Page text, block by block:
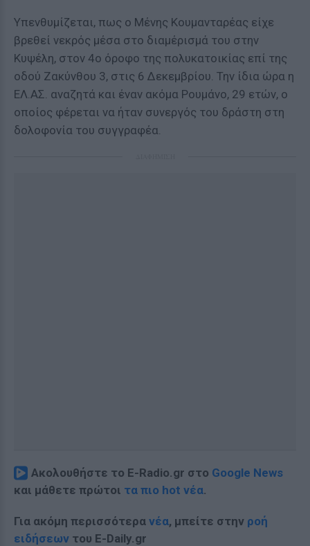
Υπενθυμίζεται, πως ο Μένης Κουμανταρέας είχε
βρεθεί νεκρός μέσα στο διαμέρισμά του στην
Κυψέλη, στον 4ο όροφο της πολυκατοικίας επί της
οδού Ζακύνθου 3, στις 6 Δεκεμβρίου. Την ίδια ώρα η
ΕΛ.ΑΣ. αναζητά και έναν ακόμα Ρουμάνο, 29 ετών, ο
οποίος φέρεται να ήταν συνεργός του δράστη στη
δολοφονία του συγγραφέα.
Ακολουθήστε το E-Radio.gr στο Google News
και μάθετε πρώτοι τα πιο hot νέα.
Για ακόμη περισσότερα νέα, μπείτε στην ροή
ειδήσεων του E-Daily.gr